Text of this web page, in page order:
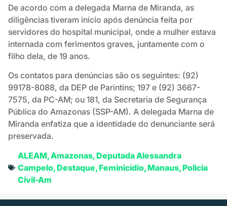
De acordo com a delegada Marna de Miranda, as
diligências tiveram início após denúncia feita por
servidores do hospital municipal, onde a mulher estava
internada com ferimentos graves, juntamente com o
filho dela, de 19 anos.
Os contatos para denúncias são os seguintes: (92)
99178-8088, da DEP de Parintins; 197 e (92) 3667-
7575, da PC-AM; ou 181, da Secretaria de Segurança
Pública do Amazonas (SSP-AM). A delegada Marna de
Miranda enfatiza que a identidade do denunciante será
preservada.
ALEAM,Amazonas,Deputada Alessandra
Campelo,Destaque,Feminicídio,Manaus,Policia
Civil-Am